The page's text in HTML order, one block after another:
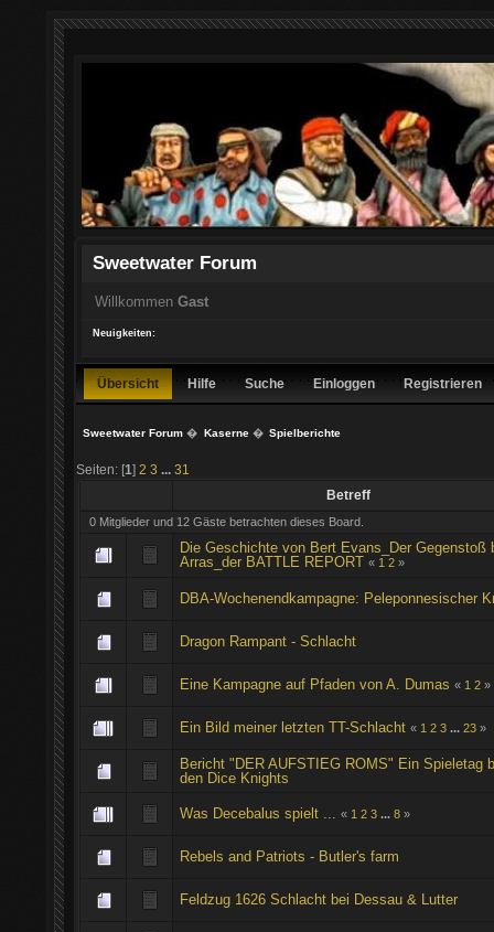
Sweetwater Forum
Willkommen Gast
Neuigkeiten:
Übersicht Hilfe Suche Einloggen Registrieren
Sweetwater Forum � Kaserne� Spielberichte
Seiten: [1] 2 3
31
Betreff
0 Mitglieder und 12 Gäste betrachten dieses Board.
Die Geschichte von Bert Evans_Der Gegenstoß
Arras_der BATTLE REPORT « 1 2 »
DBA-Wochenendkampagne: Peleponnesischer
Dragon Rampant - Schlacht
Eine Kampagne auf Pfaden von A. Dumas « 1 2 »
Ein Bild meiner letzten TT-Schlacht « 1 2 3 ...23 »
Bericht "DER AUFSTIEG ROMS" Ein Spieletag
den Dice Knights
Was Decebalus spielt ... « 1 2 3 ...8 »
Rebels and Patriots - Butler's farm
Feldzug 1626 Schlacht bei Dessau & Lutter